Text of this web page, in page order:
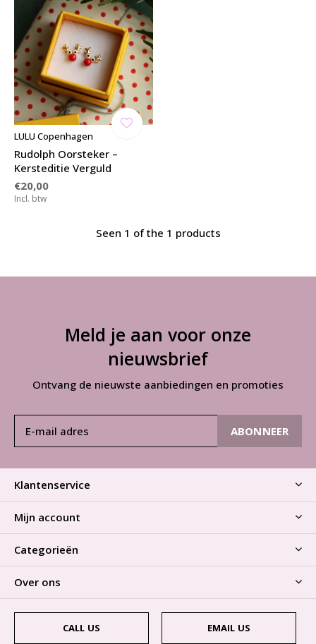
LULU Copenhagen
Rudolph Oorsteker –
Kersteditie Verguld
€20,00
Incl. btw
Seen 1 of the 1 products
Meld je aan voor onze
nieuwsbrief
Ontvang de nieuwste aanbiedingen en promoties
ABONNEER
Klantenservice
Mijn account
Categorieën
Over ons
CALL US EMAIL US